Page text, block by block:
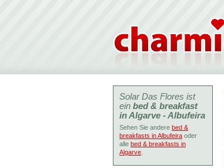
Solar Das Flores ist
ein bed & breakfast
in Algarve - Albufeira
Sehen Sie andere bed &
breakfasts in Albufeira oder
alle bed & breakfasts in
Algarve